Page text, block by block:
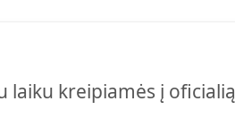
laiku kreipiamės į oficialią